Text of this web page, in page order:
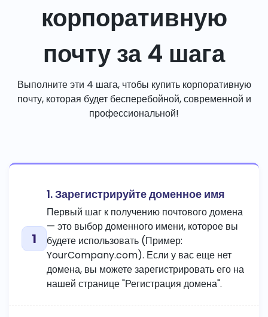
корпоративную
почту за 4 шага
Выполните эти 4 шага, чтобы купить корпоративную
почту, которая будет бесперебойной, современной и
профессиональной!
1. Зарегистрируйте доменное имя
Первый шаг к получению почтового домена
— это выбор доменного имени, которое вы
будете использовать (Пример:
YourCompany.com). Если у вас еще нет
домена, вы можете зарегистрировать его на
нашей странице "Регистрация домена".